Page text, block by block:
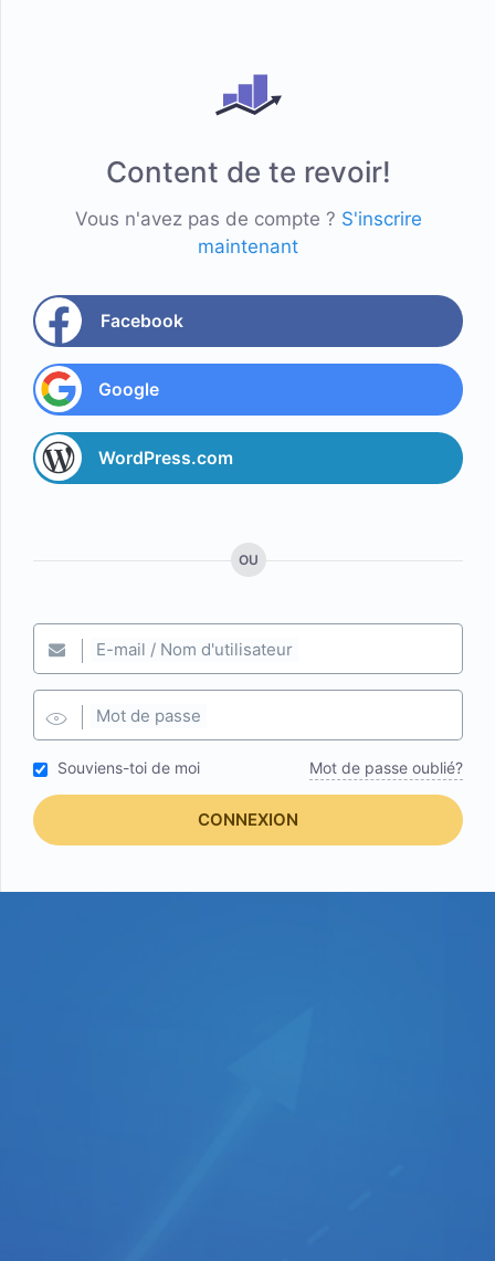
Content de te revoir!
Vous n'avez pas de compte ? S'inscrire
maintenant
Facebook
Google
WordPress.com
OU
E-mail / Nom d'utilisateur
Mot de passe
Souviens-toi de moi Mot de passe oublié?
CONNEXION